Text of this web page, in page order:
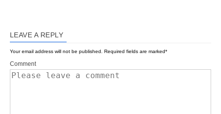
LEAVE A REPLY
Your email address will not be published. Required fields are marked*
Comment